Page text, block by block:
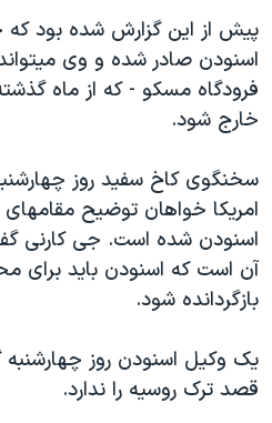
پیش از این گزارش شده بود
اسنودن صادر شده و وی
فرودگاه مسکو - که از ماه
خارج شود.
سخنگوی کاخ سفید روز
امریکا خواهان توضیح
اسنودن شده است. جی کارنی
آن است که اسنودن باید برای
بازگردانده شود.
یک وکیل اسنودن روز
قصد ترک روسیه را ندارد.